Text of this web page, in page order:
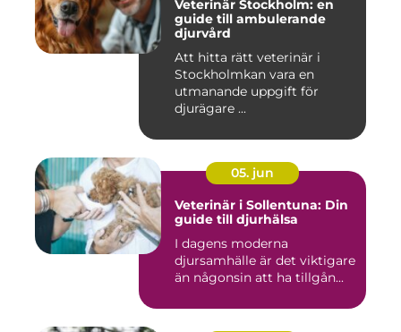
Veterinär Stockholm: en
guide till ambulerande
djurvård
Att hitta rätt veterinär i
Stockholmkan vara en
utmanande uppgift för
djurägare ...
05. jun
Veterinär i Sollentuna: Din
guide till djurhälsa
I dagens moderna
djursamhälle är det viktigare
än någonsin att ha tillgån...